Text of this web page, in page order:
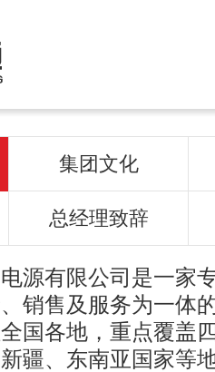
集团文化
总经理致辞
有限公司是一家
销售及服务为一体
国各地，重点覆盖
疆、东南亚国家等